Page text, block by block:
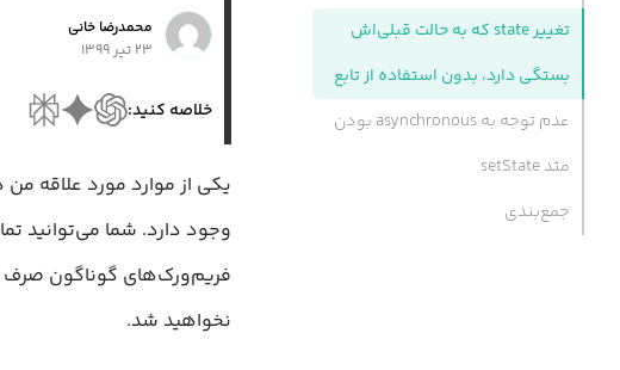
تغییر state که به حالت قبلی‌اش
بستگی دارد، بدون استفاده از تابع
عدم توجه به asynchronous بودن
متد setState
جمع‌بندی
محمد‌رضا خانی
۲۳ تیر ۱۳۹۹
خلاصه کنید:
یکی از موارد مورد علاقه
وجود دارد. شما می‌توانید
فریم‌ورک‌های گوناگون صرف
نخواهید شد.